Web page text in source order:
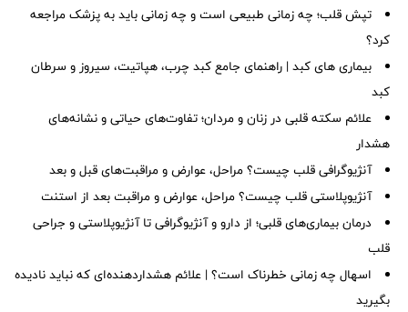
تپش قلب؛ چه زمانی طبیعی است و چه زمانی باید به پزشک مراجعه
کرد؟
بیماری های کبد | راهنمای جامع کبد چرب، هپاتیت، سیروز و سرطان
کبد
علائم سکته قلبی در زنان و مردان؛ تفاوت‌های حیاتی و نشانه‌های
هشدار
آنژیوگرافی قلب چیست؟ مراحل، عوارض و مراقبت‌های قبل و بعد
آنژیوپلاستی قلب چیست؟ مراحل، عوارض و مراقبت بعد از استنت
درمان بیماری‌های قلبی؛ از دارو و آنژیوگرافی تا آنژیوپلاستی و جراحی
قلب
اسهال چه زمانی خطرناک است؟ | علائم هشداردهنده‌ای که نباید نادیده
بگیرید